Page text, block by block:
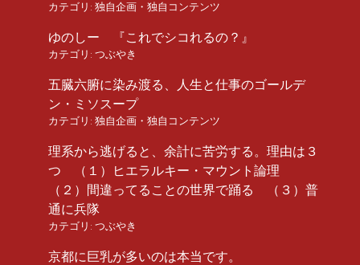
カテゴリ: 独自企画・独自コンテンツ
ゆのしー 『これでシコれるの？』
カテゴリ: つぶやき
五臓六腑に染み渡る、人生と仕事のゴールデ
ン・ミソスープ
カテゴリ: 独自企画・独自コンテンツ
理系から逃げると、余計に苦労する。理由は３
つ （１）ヒエラルキー・マウント論理
（２）間違ってることの世界で踊る （３）普
通に兵隊
カテゴリ: つぶやき
京都に巨乳が多いのは本当です。